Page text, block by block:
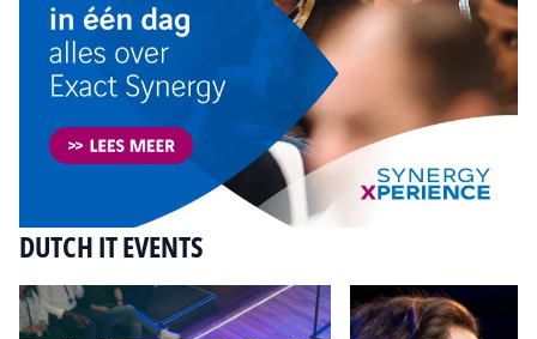
DUTCH IT EVENTS